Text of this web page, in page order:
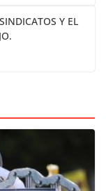
Y EL